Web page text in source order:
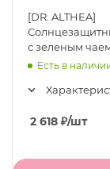
[DR. ALTHEA]
с зеленым
Purifying Green
PA++++, 50 мл
Есть в
2 618 ₽/шт